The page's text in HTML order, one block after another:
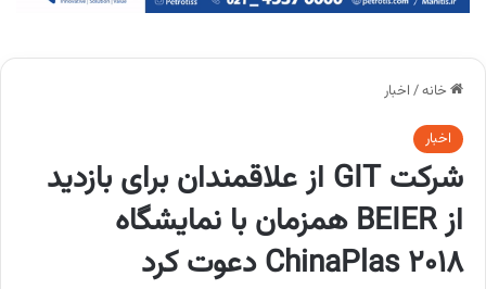
خانه/ اخبار
اخبار
شرکت GIT از علاقمندان برای بازدید
از BEIER همزمان با نمایشگاه
ChinaPlas 2018 دعوت کرد